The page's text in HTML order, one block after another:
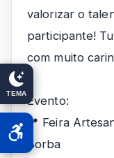
TEMA
valorizar o
participante!
com muito
Evento:
📍 Feira
Borba